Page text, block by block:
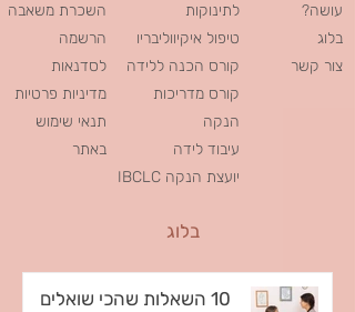
השכרת משאבה
הרשמה
לסדנאות
מדיניות פרטיות
תנאי שימוש
באתר
לתינוקות
טיפול איקיווליבריו
קורס הכנה ללידה
קורס מדריכות
הנקה
עיבוד לידה
IBCLC יועצת הנקה
עושה?
בלוג
צור קשר
בלוג
10 השאלות שהכי שואלים